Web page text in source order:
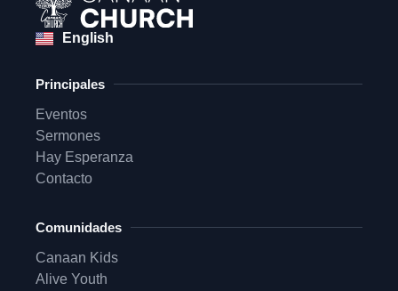
English
Principales
Eventos
Sermones
Hay Esperanza
Contacto
Comunidades
Canaan Kids
Alive Youth